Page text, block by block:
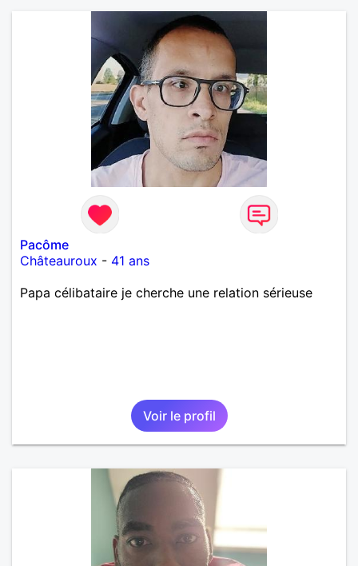
apprécies les conversations sincères, les fous rires
et les personnes qui savent ce qu'elles veulent,
n'hésite pas à venir discuter. Au plaisir de faire
connaissance !
Pacôme
Châteauroux - 41 ans
Papa célibataire je cherche une relation sérieuse
Voir le profil